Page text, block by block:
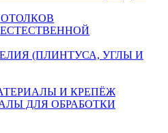
(ПЛИНТУСА, УГЛЫ И
И КРЕПЁЖ
ДЛЯ ОБРАБОТКИ